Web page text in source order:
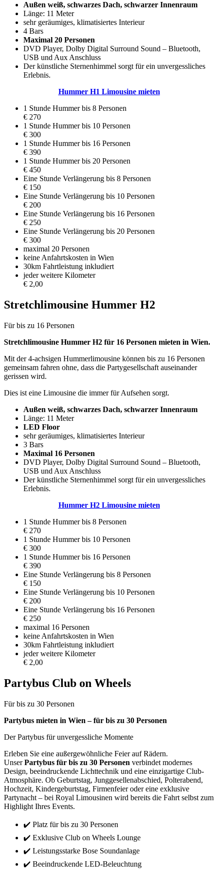
Außen weiß, schwarzes Dach, schwarzer Innenraum
Länge: 11 Meter
sehr geräumiges, klimatisiertes Interieur
4 Bars
Maximal 20 Personen
DVD Player, Dolby Digital Surround Sound – Bluetooth,
USB und Aux Anschluss
Der künstliche Sternenhimmel sorgt für ein unvergessliches
Erlebnis.
Hummer H1 Limousine mieten
1 Stunde Hummer bis 8 Personen
€ 270
1 Stunde Hummer bis 10 Personen
€ 300
1 Stunde Hummer bis 16 Personen
€ 390
1 Stunde Hummer bis 20 Personen
€ 450
Eine Stunde Verlängerung bis 8 Personen
€ 150
Eine Stunde Verlängerung bis 10 Personen
€ 200
Eine Stunde Verlängerung bis 16 Personen
€ 250
Eine Stunde Verlängerung bis 20 Personen
€ 300
maximal 20 Personen
keine Anfahrtskosten in Wien
30km Fahrtleistung inkludiert
jeder weitere Kilometer
€ 2,00
Stretchlimousine Hummer H2
Für bis zu 16 Personen
Stretchlimousine Hummer H2 für 16 Personen mieten in Wien.
Mit der 4-achsigen Hummerlimousine können bis zu 16 Personen
gemeinsam fahren ohne, dass die Partygesellschaft auseinander
gerissen wird.
Dies ist eine Limousine die immer für Aufsehen sorgt.
Außen weiß, schwarzes Dach, schwarzer Innenraum
Länge: 11 Meter
LED Floor
sehr geräumiges, klimatisiertes Interieur
3 Bars
Maximal 16 Personen
DVD Player, Dolby Digital Surround Sound – Bluetooth,
USB und Aux Anschluss
Der künstliche Sternenhimmel sorgt für ein unvergessliches
Erlebnis.
Hummer H2 Limousine mieten
1 Stunde Hummer bis 8 Personen
€ 270
1 Stunde Hummer bis 10 Personen
€ 300
1 Stunde Hummer bis 16 Personen
€ 390
Eine Stunde Verlängerung bis 8 Personen
€ 150
Eine Stunde Verlängerung bis 10 Personen
€ 200
Eine Stunde Verlängerung bis 16 Personen
€ 250
maximal 16 Personen
keine Anfahrtskosten in Wien
30km Fahrtleistung inkludiert
jeder weitere Kilometer
€ 2,00
Partybus Club on Wheels
Für bis zu 30 Personen
Partybus mieten in Wien – für bis zu 30 Personen
Der Partybus für unvergessliche Momente
Erleben Sie eine außergewöhnliche Feier auf Rädern.
UnserPartybus für bis zu 30 Personen verbindet modernes
Design, beeindruckende Lichttechnik und eine einzigartige Club-
Atmosphäre. Ob Geburtstag, Junggesellenabschied, Polterabend,
Hochzeit, Kindergeburtstag, Firmenfeier oder eine exklusive
Partynacht – bei Royal Limousinen wird bereits die Fahrt selbst zum
Highlight Ihres Events.
✔️ Platz für bis zu 30 Personen
✔️ Exklusive Club on Wheels Lounge
✔️ Leistungsstarke Bose Soundanlage
✔️ Beeindruckende LED-Beleuchtung